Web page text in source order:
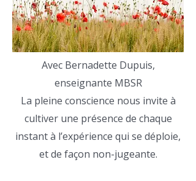
Avec Bernadette Dupuis,
enseignante MBSR
La pleine conscience nous invite à
cultiver une présence de chaque
instant à l’expérience qui se déploie,
et de façon non-jugeante.